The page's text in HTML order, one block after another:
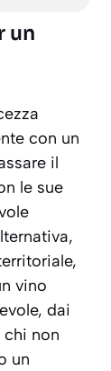
un
con un
il
le sue
vino
dai
non
un